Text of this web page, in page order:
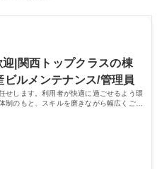
|関西トップクラスの棟
ルメンテナンス/管理員
せします。利用者が快適に過ごせるよう環
のもと、スキルを磨きながら幅広くご活